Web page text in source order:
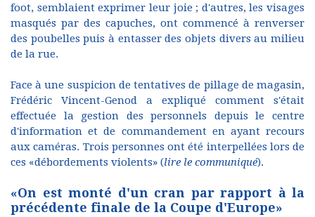
foot, semblaient exprimer leur joie ; d'autres, les visages
masqués par des capuches, ont commencé à renverser
des poubelles puis à entasser des objets divers au milieu
de la rue.
Face à une suspicion de tentatives de pillage de magasin,
Frédéric Vincent-Genod a expliqué comment s'était
effectuée la gestion des personnels depuis le centre
d'information et de commandement en ayant recours
aux caméras. Trois personnes ont été interpellées lors de
ces «débordements violents» (lire le communiqué).
«On est monté d'un cran par rapport à la
précédente finale de la Coupe d'Europe»